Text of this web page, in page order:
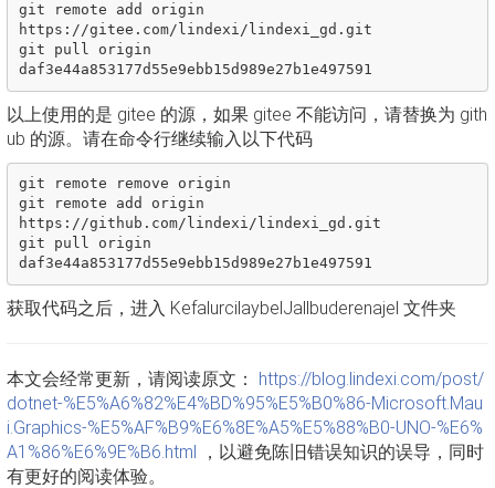
git remote add origin
https://gitee.com/lindexi/lindexi_gd.git
git pull origin
以上使用的是 gitee 的源，如果 gitee 不能访问，请替换为 gith
ub 的源。请在命令行继续输入以下代码
git remote remove origin
git remote add origin
https://github.com/lindexi/lindexi_gd.git
git pull origin
获取代码之后，进入 KefalurcilaybelJallbuderenajel 文件夹
本文会经常更新，请阅读原文： https://blog.lindexi.com/post/
dotnet-%E5%A6%82%E4%BD%95%E5%B0%86-Microsoft.Mau
i.Graphics-%E5%AF%B9%E6%8E%A5%E5%88%B0-UNO-%E6%
A1%86%E6%9E%B6.html ，以避免陈旧错误知识的误导，同时
有更好的阅读体验。